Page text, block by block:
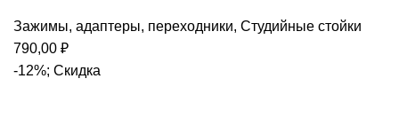
Зажимы, адаптеры, переходники, Студийные стойки
790,00 ₽
-12%; Скидка